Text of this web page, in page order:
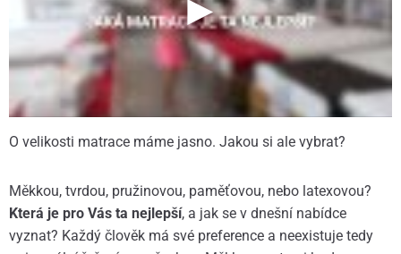
O velikosti matrace máme jasno. Jakou si ale vybrat?
Měkkou, tvrdou, pružinovou, paměťovou, nebo latexovou?
Která je pro Vás ta nejlepší, a jak se v dnešní nabídce
vyznat? Každý člověk má své preference a neexistuje tedy